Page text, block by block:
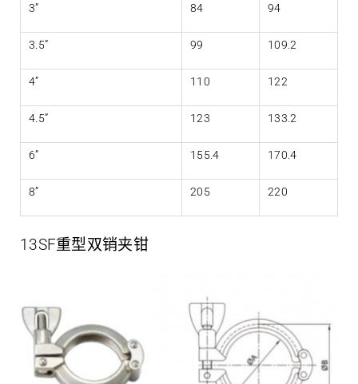
3” 84 94
3.5” 99 109.2
4” 110 122
4.5” 123 133.2
6” 155.4 170.4
8” 205 220
13SF重型双销夹钳